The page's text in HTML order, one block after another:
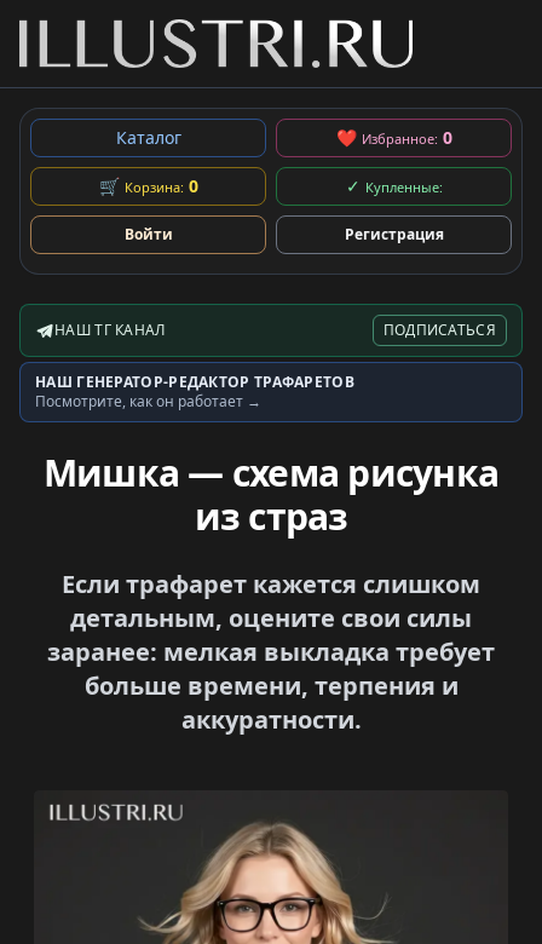
Каталог ❤ Избранное: 0
🛒 Корзина: 0 ✓ Купленные:
Войти Регистрация
Telegram-канал
НАШ ТГ КАНАЛ ПОДПИСАТЬСЯ
Генератор трафаретов
НАШ ГЕНЕРАТОР-РЕДАКТОР ТРАФАРЕТОВ
Посмотрите, как он работает →
Мишка — схема рисунка
из страз
Если трафарет кажется слишком
детальным, оцените свои силы
заранее: мелкая выкладка требует
больше времени, терпения и
аккуратности.